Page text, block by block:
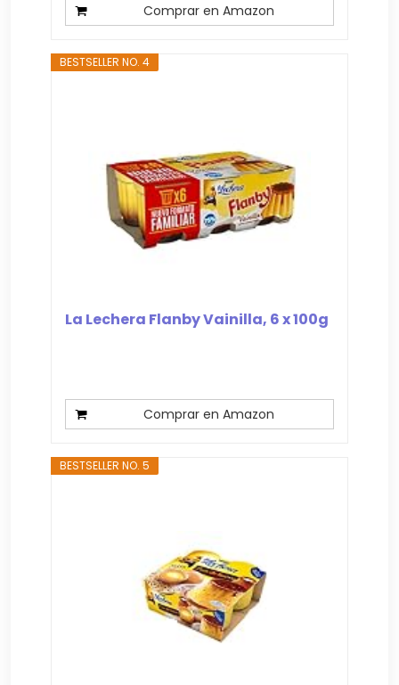
Comprar en Amazon
BESTSELLER NO. 4
La Lechera Flanby Vainilla, 6 x 100g
Comprar en Amazon
BESTSELLER NO. 5